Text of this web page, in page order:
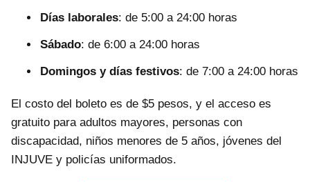
Días laborales: de 5:00 a 24:00 horas
Sábado: de 6:00 a 24:00 horas
Domingos y días festivos: de 7:00 a 24:00 horas
El costo del boleto es de $5 pesos, y el acceso es
gratuito para adultos mayores, personas con
discapacidad, niños menores de 5 años, jóvenes del
INJUVE y policías uniformados.